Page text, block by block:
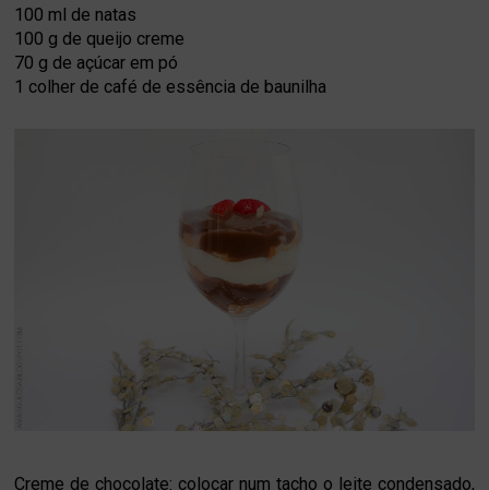
100 ml denatas
100 g de queijo creme
70 g de açúcar em pó
1 colher de café de essência de baunilha
Creme de chocolate: colocar num tacho o leite condensado,